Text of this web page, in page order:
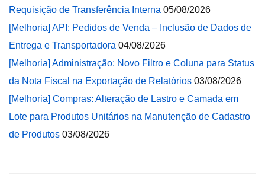
Requisição de Transferência Interna 05/08/2026
[Melhoria] API: Pedidos de Venda – Inclusão de Dados de
Entrega e Transportadora 04/08/2026
[Melhoria] Administração: Novo Filtro e Coluna para Status
da Nota Fiscal na Exportação de Relatórios 03/08/2026
[Melhoria] Compras: Alteração de Lastro e Camada em
Lote para Produtos Unitários na Manutenção de Cadastro
de Produtos 03/08/2026